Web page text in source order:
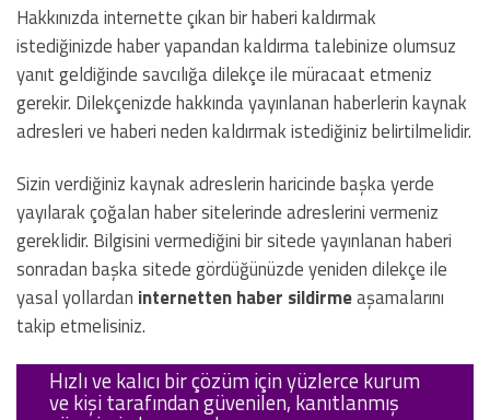
Hakkınızda internette çıkan bir haberi kaldırmak
istediğinizde haber yapandan kaldırma talebinize olumsuz
yanıt geldiğinde savcılığa dilekçe ile müracaat etmeniz
gerekir. Dilekçenizde hakkında yayınlanan haberlerin kaynak
adresleri ve haberi neden kaldırmak istediğiniz belirtilmelidir.
Sizin verdiğiniz kaynak adreslerin haricinde başka yerde
yayılarak çoğalan haber sitelerinde adreslerini vermeniz
gereklidir. Bilgisini vermediğini bir sitede yayınlanan haberi
sonradan başka sitede gördüğünüzde yeniden dilekçe ile
yasal yollardan internetten haber sildirmeaşamalarını
takip etmelisiniz.
Hızlı ve kalıcı bir çözüm için yüzlerce kurum
ve kişi tarafından güvenilen, kanıtlanmış